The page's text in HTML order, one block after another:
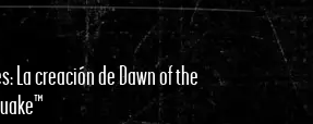
La creación de Dawn of the